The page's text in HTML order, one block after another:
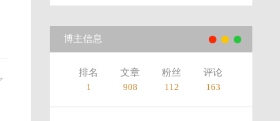
博主信息
排名
1
文章
908
粉丝
112
评论
163